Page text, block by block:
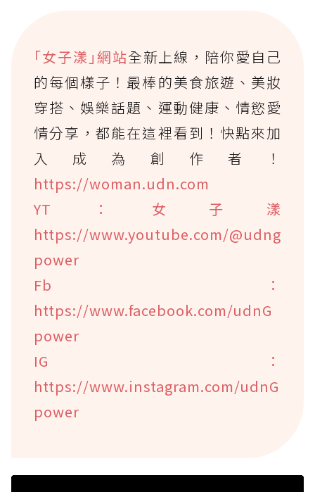
｢女子漾｣網站全新上線，陪你愛自己
的每個樣子！最棒的美食旅遊、美妝
穿搭、娛樂話題、運動健康、情慾愛
情分享，都能在這裡看到！快點來加
入成為創作者！
https://woman.udn.com
YT：女子漾
https://www.youtube.com/@udng
power
Fb：
https://www.facebook.com/udnG
power
IG：
https://www.instagram.com/udnG
power